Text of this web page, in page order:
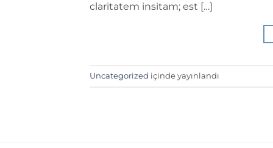
claritatem insitam; est […]
Uncategorized içinde yayınlandı